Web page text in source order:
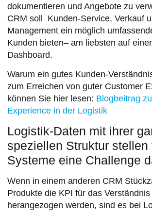
dokumentieren und Angebote zu
CRM soll Kunden-Service, Verkauf
Management ein möglich
Kunden bieten– am liebsten auf
Dashboard.
Warum ein gutes Kunden-
zum Erreichen von guter Customer
können Sie hier lesen: Blogbeitrag
Experience in der Logistik
Logistik-Daten mit ihrer
speziellen Struktur stellen
Systeme eine Challenge
Wenn in einem anderen CRM
Produkte die KPI für das
herangezogen werden, sind es bei